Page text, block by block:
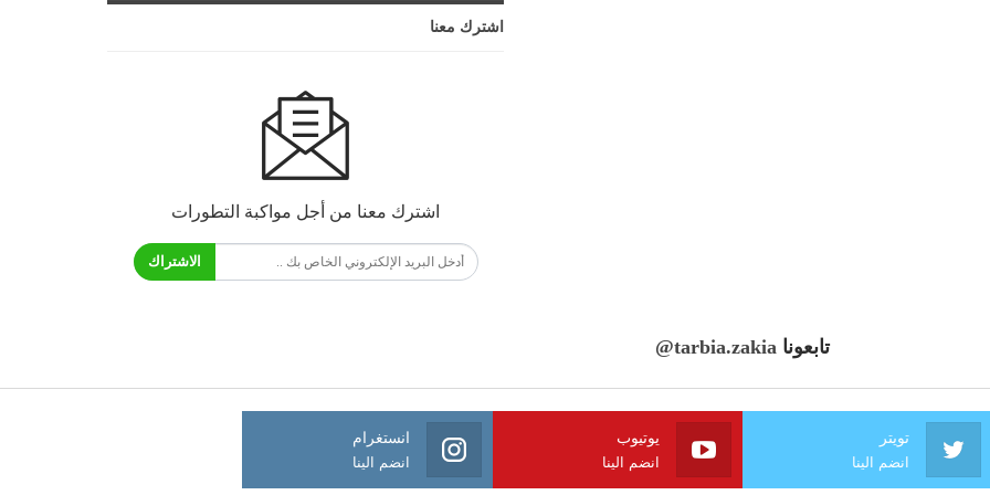
اشترك معنا
اشترك معنا من أجل مواكبة التطورات
الاشتراك
تابعونا @tarbia.zakia
تويتر
انضم الينا
يوتيوب
انضم الينا
انستغرام
انضم الينا